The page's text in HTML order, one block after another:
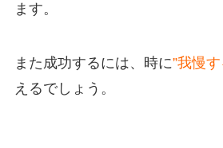
ます。
また成功するには、時に”我慢
えるでしょう。